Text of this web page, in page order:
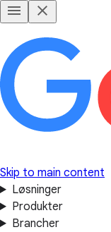
Skip to main content
Løsninger
Produkter
Brancher